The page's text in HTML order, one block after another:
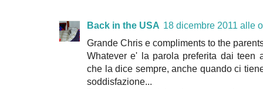
Back in the USA 18 dicembre 2011 alle
Grande Chris e compliments to the
Whatever e' la parola preferita dai teen
che la dice sempre, anche quando ci
soddisfazione...